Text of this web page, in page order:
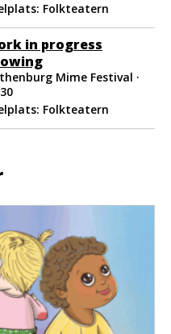
Folkteatern
in progress
Mime Festival ·
Folkteatern